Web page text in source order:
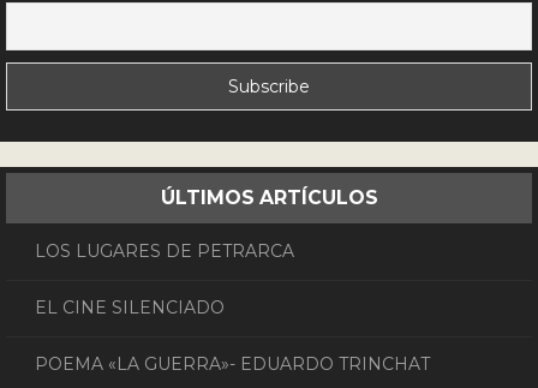
ÚLTIMOS ARTÍCULOS
LOS LUGARES DE PETRARCA
EL CINE SILENCIADO
POEMA «LA GUERRA»- EDUARDO TRINCHAT